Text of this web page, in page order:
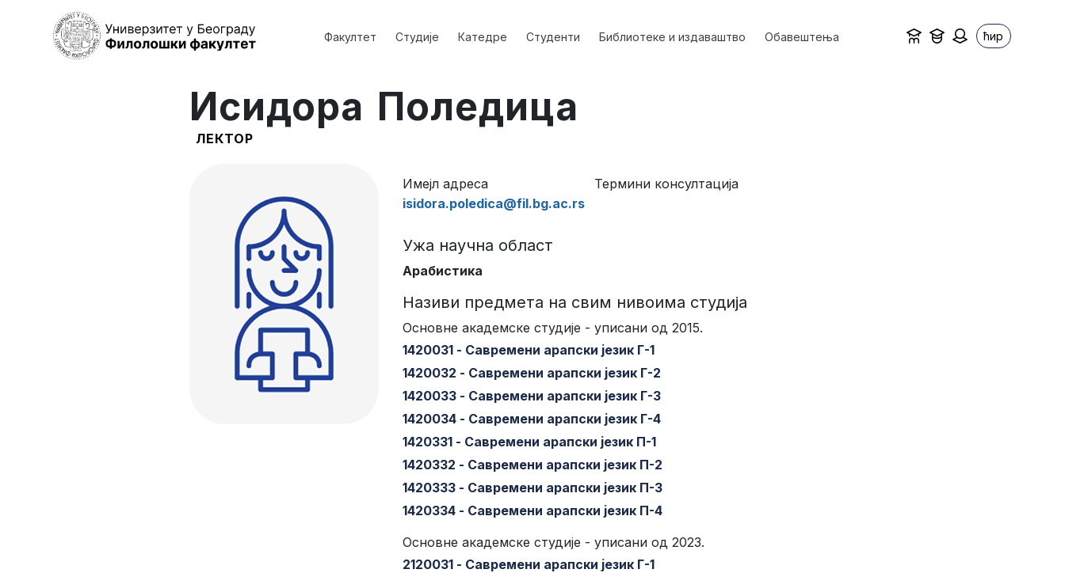
Факултет Студије Катедре Студенти Библиотеке и издаваштво Обавештења ћир
Исидора Поледица
ЛЕКТОР
Имејл адреса
Термини консултација
isidora.poledica@fil.bg.ac.rs
Ужа научна област
Арабистика
Називи предмета на свим нивоима студија
Основне академске студије - уписани од 2015.
1420031 - Савремени арапски језик Г-1
1420032 - Савремени арапски језик Г-2
1420033 - Савремени арапски језик Г-3
1420034 - Савремени арапски језик Г-4
1420331 - Савремени арапски језик П-1
1420332 - Савремени арапски језик П-2
1420333 - Савремени арапски језик П-3
1420334 - Савремени арапски језик П-4
Основне академске студије - уписани од 2023.
2120031 - Савремени арапски језик Г-1